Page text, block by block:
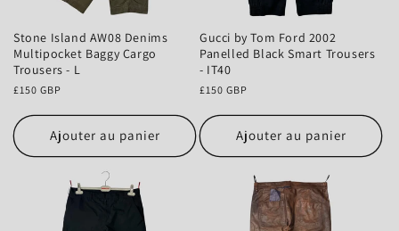
Stone Island AW08 Denims
Multipocket Baggy Cargo
Trousers - L
Prix
£150 GBP
Ajouter au panier
Gucci by Tom Ford 2002
Panelled Black Smart Trousers
- IT40
Prix
£150 GBP
Ajouter au panier